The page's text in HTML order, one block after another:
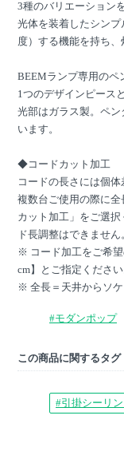
3種のバリエーション
光体を装着したシン
度）する機能を持ち、
BEEMランプ専用のペ
1つのデザインピース
光部はガラス製。ペ
います。
◆コードカット加工
コードの長さには個
複数台ご使用の際に
カット加工」をご選
ド長調整はできません
※ コード加工をご希
cm】とご指定ください
※ 全長＝天井からソケ
#モダンポップ
この商品に関するタグ
#引掛シーリ